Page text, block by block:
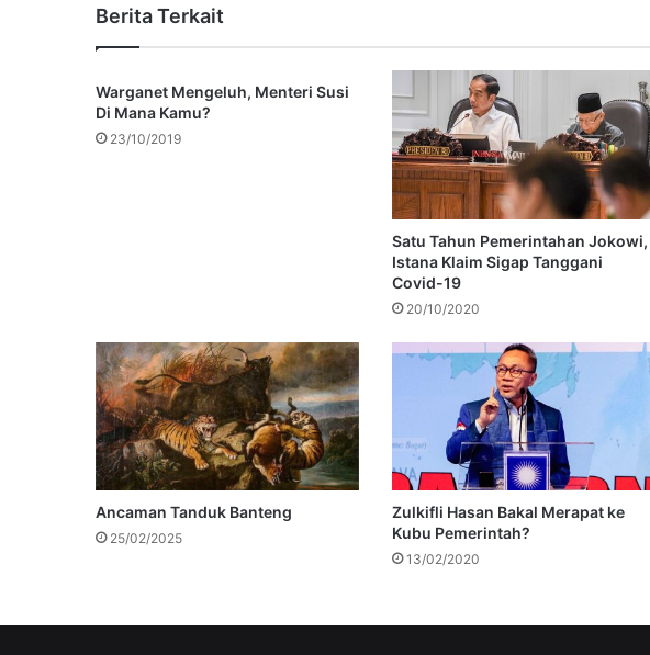
Berita Terkait
Warganet Mengeluh, Menteri Susi
Di Mana Kamu?
23/10/2019
Satu Tahun Pemerintahan Jokowi,
Istana Klaim Sigap Tanggani
Covid-19
20/10/2020
Ancaman Tanduk Banteng
25/02/2025
Zulkifli Hasan Bakal Merapat ke
Kubu Pemerintah?
13/02/2020